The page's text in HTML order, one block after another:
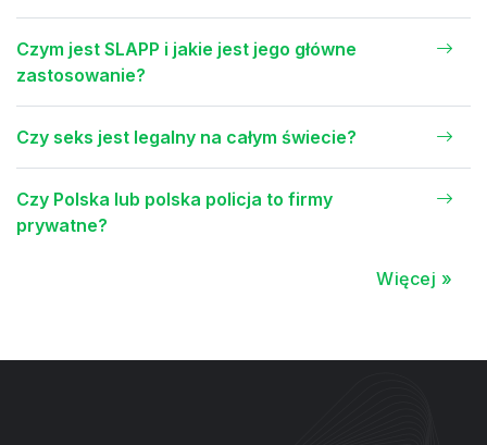
Czym jest SLAPP i jakie jest jego główne
zastosowanie?
Czy seks jest legalny na całym świecie?
Czy Polska lub polska policja to firmy
prywatne?
Więcej »